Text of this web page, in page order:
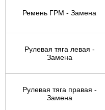
Ремень ГРМ - Замена
Рулевая тяга левая -
Замена
Рулевая тяга правая -
Замена